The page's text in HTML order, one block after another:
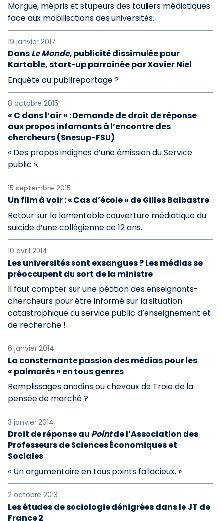
Morgue, mépris et stupeurs des tauliers médiatiques
face aux mobilisations des universités.
19 janvier 2017
DansLe Monde, publicité dissimulée pour
Kartable, start-up parrainée par Xavier Niel
Enquête ou publireportage ?
8 octobre 2015
« C dans l’air » : Demande de droit de réponse
aux propos infamants à l’encontre des
chercheurs (Snesup-FSU)
« Des propos indignes d’une émission du Service
public ».
15 septembre 2015
Un film à voir : « Cas d’école » de Gilles Balbastre
Retour sur la lamentable couverture médiatique du
suicide d’une collégienne de 12 ans.
10 avril 2014
Les universités sont exsangues ? Les médias se
préoccupent du sort de la ministre
Il faut compter sur une pétition des enseignants-
chercheurs pour être informé sur la situation
catastrophique du service public d’enseignement et
de recherche !
6 janvier 2014
La consternante passion des médias pour les
« palmarès » en tous genres
Remplissages anodins ou chevaux de Troie de la
pensée de marché ?
3 janvier 2014
Droit de réponse au Pointde l’Association des
Professeurs de Sciences Économiques et
Sociales
« Un argumentaire en tous points fallacieux. »
2 octobre 2013
Les études de sociologie dénigrées dans le JT de
France 2